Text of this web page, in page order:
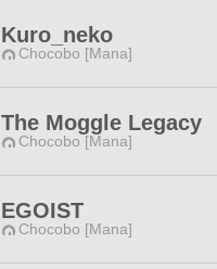
Kuro_neko
Chocobo [Mana]
The Moggle Legacy
Chocobo [Mana]
EGOIST
Chocobo [Mana]